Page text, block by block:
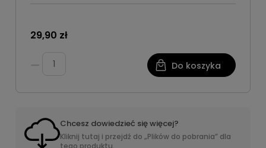
29,90 zł
Do koszyka
Chcesz dowiedzieć się więcej?
Kliknij tutaj i przejdź do „Plików do pobrania” dla
tego produktu.